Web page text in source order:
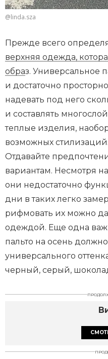
@linda.sza
Прежде всего
верхняя одежда,
образ. Универсальное
и достаточно
надевать под него
и составлять
теплые изделия,
возможных
Отдавайте
вариантам. Несмотря
они недостаточно
дни в таких легко
рифмовать их можно
одеждой. Еще одна
пальто на осень
универсального
черный, серый,